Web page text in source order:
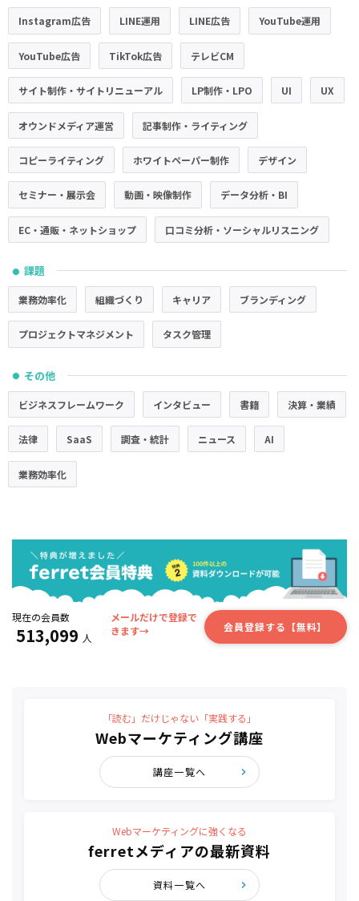
Instagram広告 LINE運用 LINE広告 YouTube運用
YouTube広告 TikTok広告 テレビCM
サイト制作・サイトリニューアル LP制作・LPO UI UX
オウンドメディア運営 記事制作・ライティング
コピーライティング ホワイトペーパー制作 デザイン
セミナー・展示会 動画・映像制作 データ分析・BI
EC・通販・ネットショップ 口コミ分析・ソーシャルリスニング
● 課題
業務効率化 組織づくり キャリア ブランディング
プロジェクトマネジメント タスク管理
● その他
ビジネスフレームワーク インタビュー 書籍 決算・業績
法律 SaaS 調査・統計 ニュース AI
業務効率化
現在の会員数
513,099 人
メールだけで登録で
きます→
会員登録する【無料】
「読む」だけじゃない「実践する」
Webマーケティング講座
講座一覧へ
Webマーケティングに強くなる
ferretメディアの最新資料
資料一覧へ